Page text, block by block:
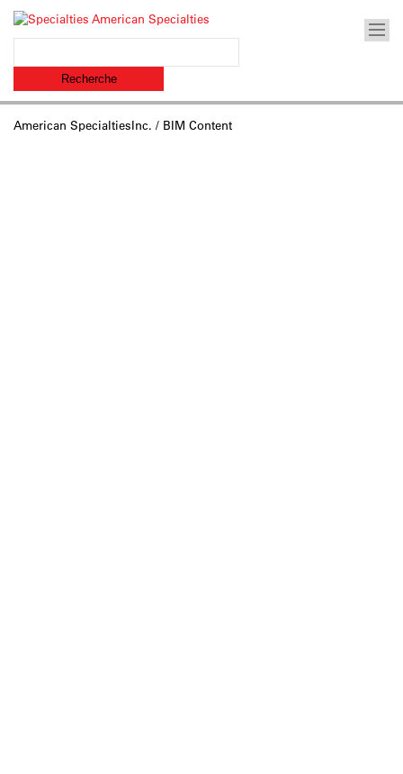
American SpecialtiesInc. / BIM Content